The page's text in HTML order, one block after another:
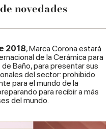
novedades
2018, Marca Corona estará
de la Cerámica para
Baño, para presentar sus
del sector: prohibido
para el mundo de la
para recibir a más
del mundo.